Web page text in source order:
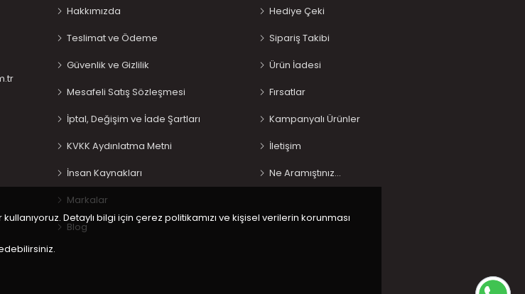
Hakkımızda
Teslimat ve Ödeme
Güvenlik ve Gizlilik
Mesafeli Satış Sözleşmesi
İptal, Değişim ve İade Şartları
KVKK Aydınlatma Metni
İnsan Kaynakları
Markalar
Blog
Hediye Çeki
Sipariş Takibi
Ürün İadesi
Fırsatlar
Kampanyalı Ürünler
İletişim
Ne Aramıştınız…
Detaylı bilgi için çerez politikamızı ve kişisel verilerin korunması